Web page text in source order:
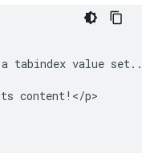
tabindex value
content!</p>